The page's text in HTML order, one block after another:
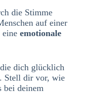
die Stimme
auf einer
eine emotionale
dich glücklich
Stell dir vor, wie
bei deinem